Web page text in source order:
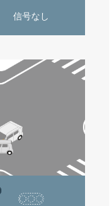
信号なし